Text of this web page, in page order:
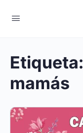
Etiqueta:
mamás